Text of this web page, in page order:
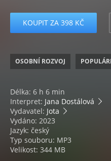
KOUPIT ZA 398 KČ
OSOBNÍ ROZVOJ
Délka: 6 h 6 min
Interpret: Jana Dostálová
Vydavatel: Jota
Vydáno: 2023
Jazyk: český
Typ souboru: MP3
Velikost: 344 MB